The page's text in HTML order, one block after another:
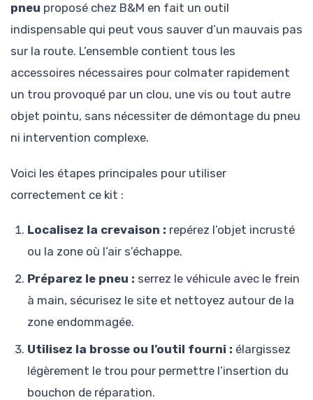
pneu proposé chez B&M en fait un outil
indispensable qui peut vous sauver d’un mauvais pas
sur la route. L’ensemble contient tous les
accessoires nécessaires pour colmater rapidement
un trou provoqué par un clou, une vis ou tout autre
objet pointu, sans nécessiter de démontage du pneu
ni intervention complexe.
Voici les étapes principales pour utiliser
correctement ce kit :
Localisez la crevaison : repérez l’objet incrusté
ou la zone où l’air s’échappe.
Préparez le pneu : serrez le véhicule avec le frein
à main, sécurisez le site et nettoyez autour de la
zone endommagée.
Utilisez la brosse ou l’outil fourni : élargissez
légèrement le trou pour permettre l’insertion du
bouchon de réparation.